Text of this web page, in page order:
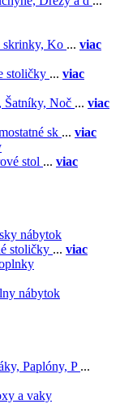
skrinky, Ko ... viac
stoličky ... viac
Šatníky, Noč ... viac
sk ... viac
stol ... viac
nábytok
stoličky ... viac
nábytok
Paplóny, P ...
a vaky